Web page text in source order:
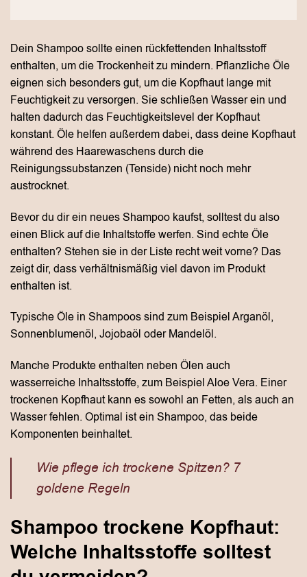
Dein Shampoo sollte einen rückfettenden Inhaltsstoff
enthalten, um die Trockenheit zu mindern. Pflanzliche Öle
eignen sich besonders gut, um die Kopfhaut lange mit
Feuchtigkeit zu versorgen. Sie schließen Wasser ein und
halten dadurch das Feuchtigkeitslevel der Kopfhaut
konstant. Öle helfen außerdem dabei, dass deine Kopfhaut
während des Haarewaschens durch die
Reinigungssubstanzen (Tenside) nicht noch mehr
austrocknet.
Bevor du dir ein neues Shampoo kaufst, solltest du also
einen Blick auf die Inhaltstoffe werfen. Sind echte Öle
enthalten? Stehen sie in der Liste recht weit vorne? Das
zeigt dir, dass verhältnismäßig viel davon im Produkt
enthalten ist.
Typische Öle in Shampoos sind zum Beispiel Arganöl,
Sonnenblumenöl, Jojobaöl oder Mandelöl.
Manche Produkte enthalten neben Ölen auch
wasserreiche Inhaltsstoffe, zum Beispiel Aloe Vera. Einer
trockenen Kopfhaut kann es sowohl an Fetten, als auch an
Wasser fehlen. Optimal ist ein Shampoo, das beide
Komponenten beinhaltet.
Wie pflege ich trockene Spitzen? 7
goldene Regeln
Shampoo trockene Kopfhaut:
Welche Inhaltsstoffe solltest